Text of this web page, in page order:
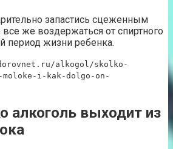
запастись сцеженным
же воздержаться от спиртного
период жизни ребенка.
alkogol/skolko-
moloke-i-kak-dolgo-on-
алкоголь выходит из